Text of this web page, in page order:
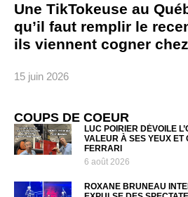
Une TikTokeuse au
qu’il faut remplir le
ils viennent cogner
15 juin 2026
COUPS DE COEUR
LUC POIRIER DÉVOILE
VALEUR À SES YEUX ET
FERRARI
6 août 2026
ROXANE BRUNEAU